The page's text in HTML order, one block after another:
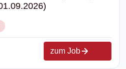
zum Job